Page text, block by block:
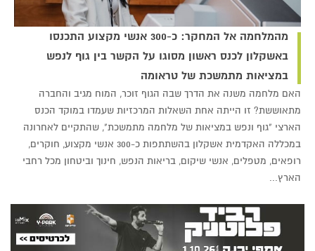
מהמלחמה אל המחקר: כ-300 אנשי מקצוע התכנסו
באשקלון לכנס ראשון מסוגו על הקשר בין גוף לנפש
במציאות מתמשכת של טראומה
האם מלחמה משנה את הדרך שבה הגוף זוכר, המוח מגיב והחברה
מתאוששת? זו הייתה אחת השאלות המרכזיות שעמדו במוקד הכנס
הארצי "גוף ונפש במציאות של מלחמה מתמשכת", שהתקיים לאחרונה
במכללה האקדמית אשקלון בהשתתפות כ-300 אנשי מקצוע, חוקרים,
רופאים, מטפלים, אנשי שיקום, בריאות הנפש, חינוך וביטחון מכל רחבי
הארץ...